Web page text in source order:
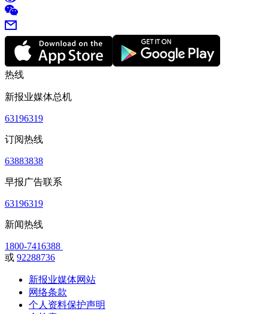
热线
新报业媒体总机
63196319
订阅热线
63883838
早报广告联系
63196319
新闻热线
1800-7416388
或 92288736
新报业媒体网站
网络条款
个人资料保护声明